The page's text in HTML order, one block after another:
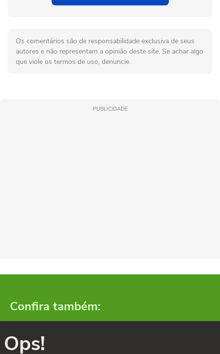
Os comentários são de responsabilidade exclusiva de seus
autores e não representam a opinião deste site. Se achar algo
que viole os termos de uso, denuncie.
PUBLICIDADE
Confira também:
Ops!